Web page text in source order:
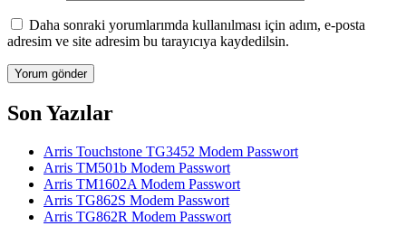
Daha sonraki yorumlarımda kullanılması için adım, e-posta
adresim ve site adresim bu tarayıcıya kaydedilsin.
Son Yazılar
Arris Touchstone TG3452 Modem Passwort
Arris TM501b Modem Passwort
Arris TM1602A Modem Passwort
Arris TG862S Modem Passwort
Arris TG862R Modem Passwort